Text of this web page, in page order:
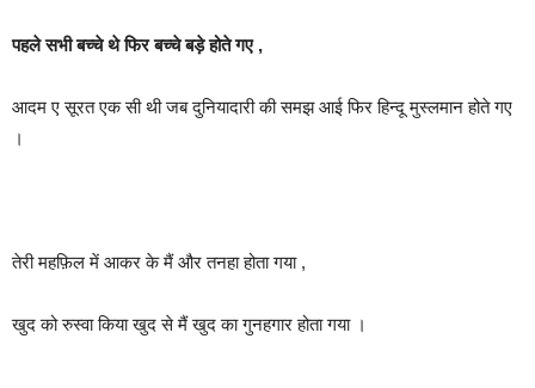
पहले सभी बच्चे थे फिर बच्चे बड़े होते गए ,
आदम ए सूरत एक सी थी जब दुनियादारी की समझ आई फिर हिन्दू मुस्लमान होते गए
।
तेरी महफ़िल में आकर के मैं और तनहा होता गया ,
खुद को रुस्वा किया खुद से मैं खुद का गुनहगार होता गया ।